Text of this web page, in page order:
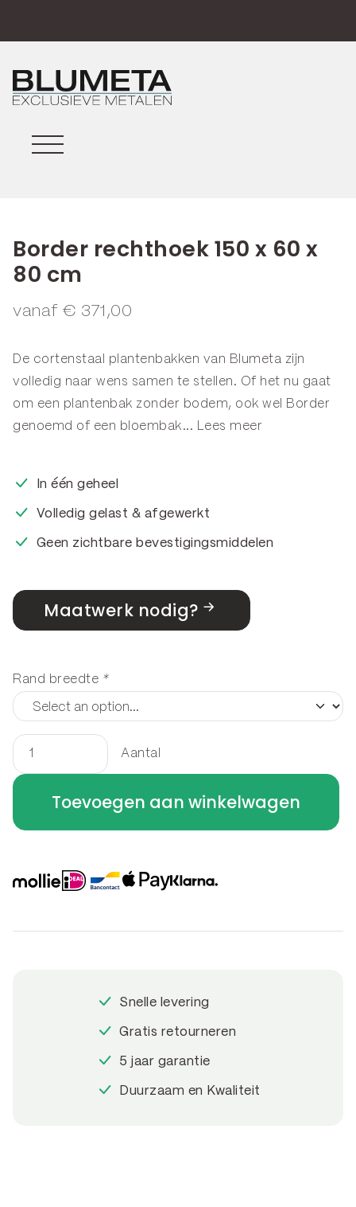
Border rechthoek 150 x 60 x
80 cm
vanaf € 371,00
De cortenstaal plantenbakken van Blumeta zijn
volledig naar wens samen te stellen. Of het nu gaat
om een plantenbak zonder bodem, ook wel
Border
genoemd of een bloembak ... Lees meer
In één geheel
Volledig gelast & afgewerkt
Geen zichtbare bevestigingsmiddelen
Maatwerk nodig?
Rand breedte *
Border
rechthoek
x
x
Aantal
Toevoegen aan winkelwagen
Snelle levering
Gratis retourneren
5 jaar garantie
Duurzaam en Kwaliteit